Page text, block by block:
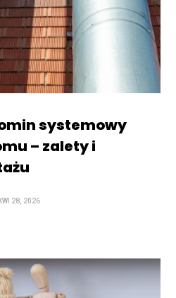
systemowy
– zalety i
KWI 28, 2026